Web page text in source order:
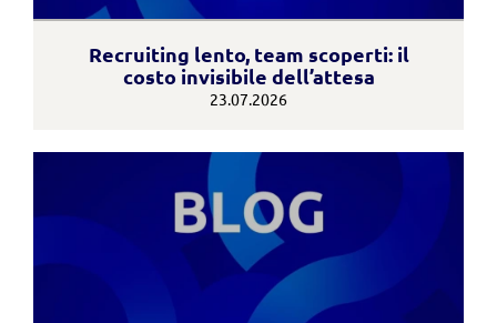
Recruiting lento, team scoperti: il
costo invisibile dell’attesa
23.07.2026